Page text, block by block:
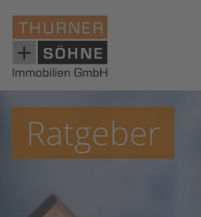
Ratgeber